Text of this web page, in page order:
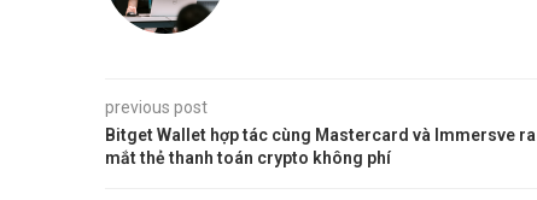
previous post
Bitget Wallet hợp tác cùng Mastercard và Immersve ra
mắt thẻ thanh toán crypto không phí